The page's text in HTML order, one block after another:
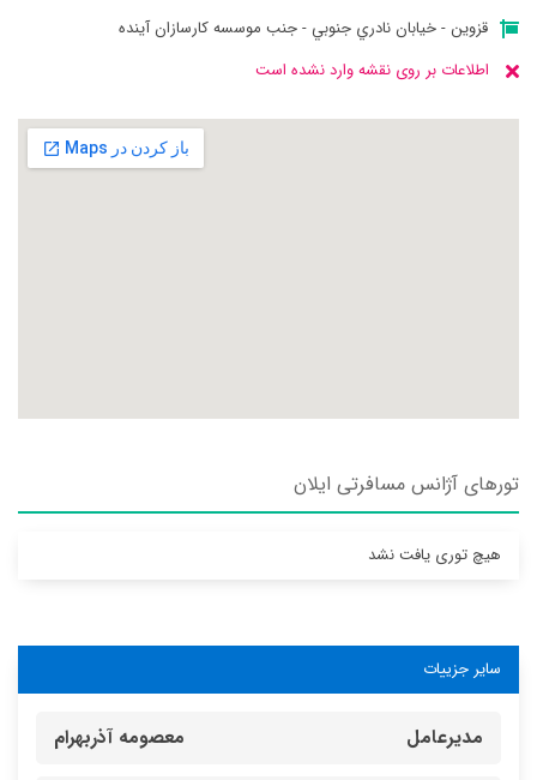
قزوين - خيابان نادري جنوبي - جنب موسسه كارسازان آينده
اطلاعات بر روی نقشه وارد نشده است
تورهای آژانس مسافرتی ايلان
هیچ توری یافت نشد
سایر جزییات
مدیرعامل معصومه آذربهرام